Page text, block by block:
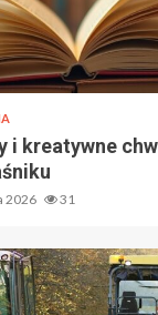
i kreatywne
2026 31